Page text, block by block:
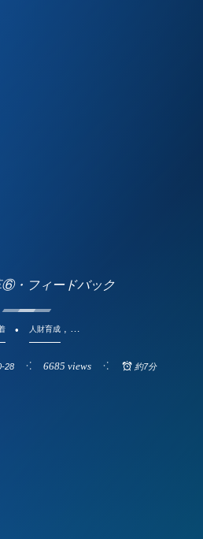
⑥・フィードバック
人財育成, …
28 6685 views 約7分